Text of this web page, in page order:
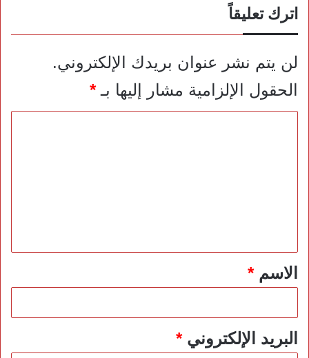
اترك تعليقاً
لن يتم نشر عنوان بريدك الإلكتروني.
الحقول الإلزامية مشار إليها بـ*
*الاسم*
البريد الإلكتروني*